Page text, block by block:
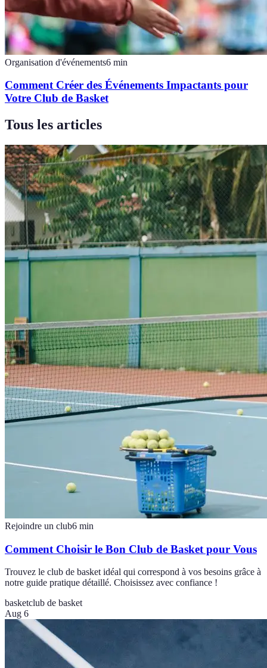
Organisation d'événements6 min
Comment Créer des Événements Impactants pour
Votre Club de Basket
Tous les articles
Rejoindre un club6 min
Comment Choisir le Bon Club de Basket pour Vous
Trouvez le club de basket idéal qui correspond à vos besoins grâce à
notre guide pratique détaillé. Choisissez avec confiance !
basketclub de basket
Aug 6